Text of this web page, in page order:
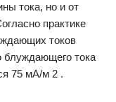
тока, но и от
практике
токов
блуждающего тока
75 мА/м 2 .